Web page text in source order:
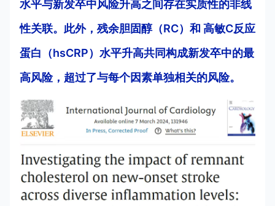
水平与新发卒中风险升高之间存在实质性的非线
性关联。此外，残余胆固醇（RC）和 高敏C反应
蛋白（hsCRP）水平升高共同构成新发卒中的最
高风险，超过了与每个因素单独相关的风险。